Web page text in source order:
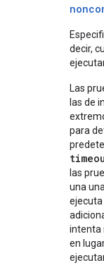
decir,
Las
las de
para
las
una
ejecuta
intenta
en